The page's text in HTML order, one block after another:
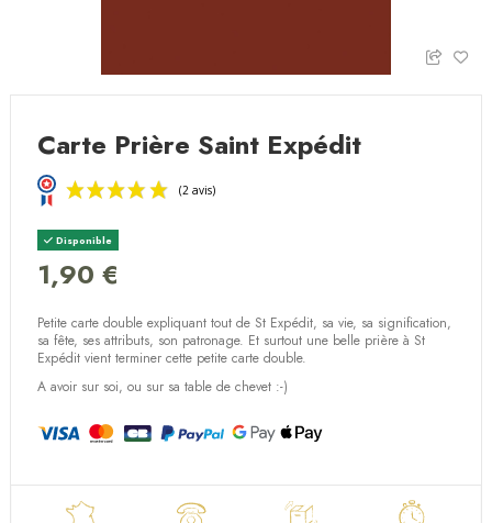
Carte Prière Saint Expédit
(2 avis)
Disponible
1,90 €
Petite carte double expliquant tout de St Expédit, sa vie, sa signification,
sa fête, ses attributs, son patronage. Et surtout une belle prière à St
Expédit vient terminer cette petite carte double.
A avoir sur soi, ou sur sa table de chevet :-)